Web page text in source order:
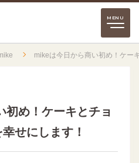
mikeは今日から商い初め！ケー
め！ケーキとチョ
せにします！